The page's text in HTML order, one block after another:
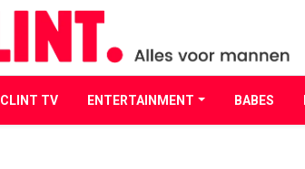
CLINT TV ENTERTAINMENT BABES